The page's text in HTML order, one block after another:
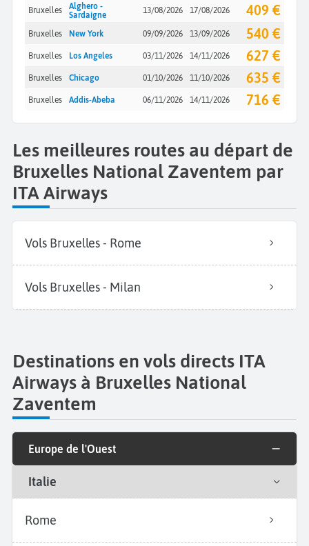
Bruxelles
Alghero -
Sardaigne
13/08/2026 17/08/2026 409 €
Bruxelles New York 09/09/2026 13/09/2026 540 €
Bruxelles Los Angeles 03/11/2026 14/11/2026 627 €
Bruxelles Chicago 01/10/2026 11/10/2026 635 €
Bruxelles Addis-Abeba 06/11/2026 14/11/2026 716 €
Les meilleures routes au départ de
Bruxelles National Zaventem par
ITA Airways
Vols Bruxelles - Rome
Vols Bruxelles - Milan
Destinations en vols directs ITA
Airways à Bruxelles National
Zaventem
Europe de l'Ouest
Italie
Rome